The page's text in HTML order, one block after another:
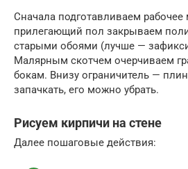
Сначала подготавливаем рабочее
прилегающий пол закрываем
старыми обоями (лучше —
Малярным скотчем очерчиваем
бокам. Внизу ограничитель —
запачкать, его можно убрать.
Рисуем кирпичи на стене
Далее пошаговые действия: